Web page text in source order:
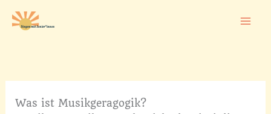
Inhalt
Was ist Musikgeragogik?